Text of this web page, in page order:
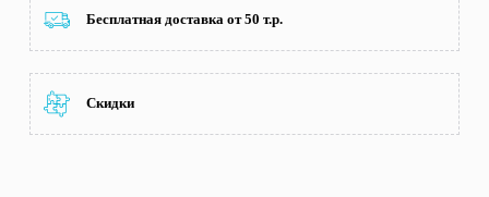
Бесплатная доставка от 50 т.р.
Скидки